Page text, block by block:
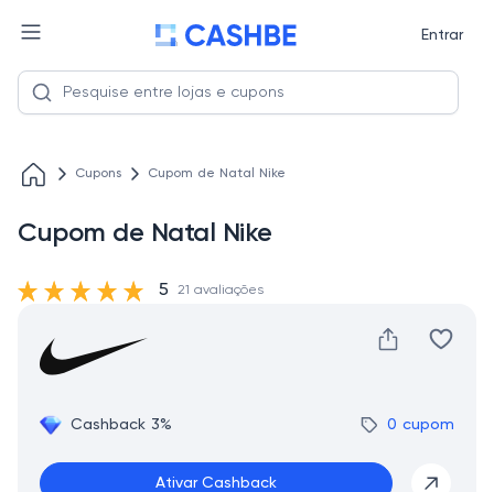
Entrar
Cupons Cupom de Natal Nike
Cupom de Natal Nike
Cashback 3% 0 cupom
Ativar Cashback
5 21 avaliações